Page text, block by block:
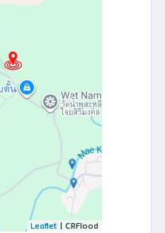
Leaflet | CRFlood